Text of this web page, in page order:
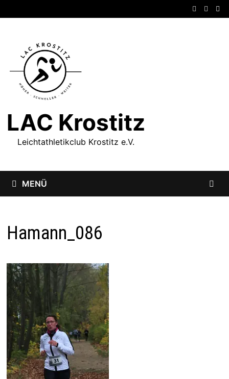
Inhalt
LAC Krostitz
Leichtathletikclub Krostitz e.V.
MENÜ
Hamann_086